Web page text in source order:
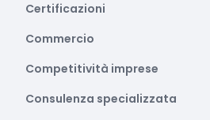
Certificazioni
Commercio
Competitività imprese
Consulenza specializzata